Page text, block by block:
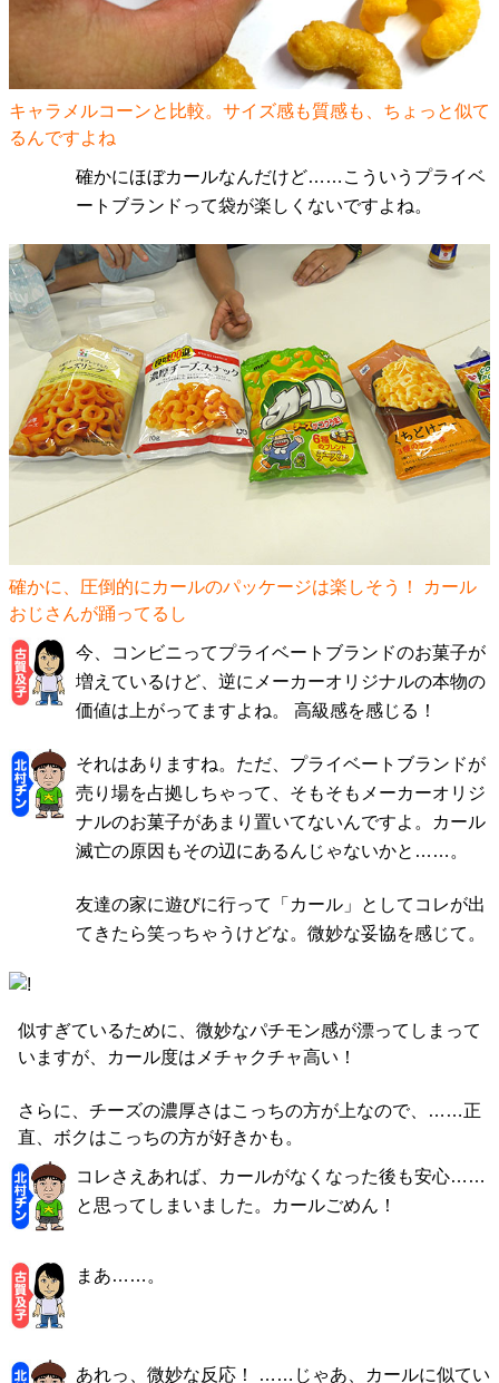
キャラメルコーンと比較。サイズ感も質感も、ちょっと似て
るんですよね
確かにほぼカールなんだけど……こういうプライベ
ートブランドって袋が楽しくないですよね。
確かに、圧倒的にカールのパッケージは楽しそう！ カール
おじさんが踊ってるし
今、コンビニってプライベートブランドのお菓子が
増えているけど、逆にメーカーオリジナルの本物の
価値は上がってますよね。 高級感を感じる！
それはありますね。ただ、プライベートブランドが
売り場を占拠しちゃって、そもそもメーカーオリジ
ナルのお菓子があまり置いてないんですよ。カール
滅亡の原因もその辺にあるんじゃないかと……。
友達の家に遊びに行って「カール」としてコレが出
てきたら笑っちゃうけどな。微妙な妥協を感じて。
似すぎているために、微妙なパチモン感が漂ってしまって
いますが、カール度はメチャクチャ高い！
さらに、チーズの濃厚さはこっちの方が上なので、……正
直、ボクはこっちの方が好きかも。
コレさえあれば、カールがなくなった後も安心……
と思ってしまいました。カールごめん！
まあ……。
あれっ、微妙な反応！ ……じゃあ、カールに似てい